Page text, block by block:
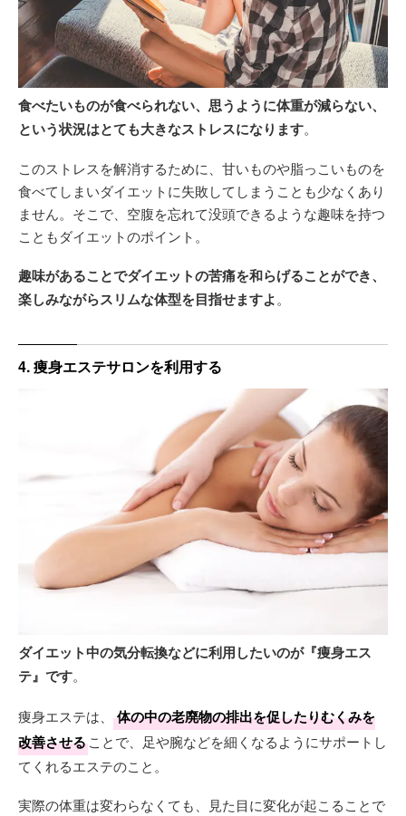
食べたいものが食べられない、思うように体重が減らない、
という状況はとても大きなストレスになります。
このストレスを解消するために、甘いものや脂っこいものを
食べてしまいダイエットに失敗してしまうことも少なくあり
ません。そこで、空腹を忘れて没頭できるような趣味を持つ
こともダイエットのポイント。
趣味があることでダイエットの苦痛を和らげることができ、
楽しみながらスリムな体型を目指せますよ。
4. 痩身エステサロンを利用する
ダイエット中の気分転換などに利用したいのが『痩身エス
テ』です。
痩身エステは、
体の中の老廃物の排出を促したりむくみを
改善させることで、足や腕などを細くなるようにサポートし
てくれるエステのこと。
実際の体重は変わらなくても、見た目に変化が起こることで